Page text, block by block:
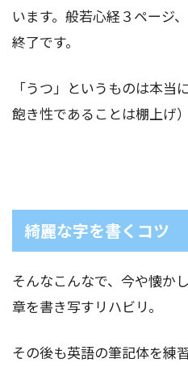
います。般若心経３ページ
終了です。
「うつ」というものは本当
飽き性であることは棚上げ）
綺麗な字を書くコツ
そんなこんなで、今や懐か
章を書き写すリハビリ。
その後も英語の筆記体を練